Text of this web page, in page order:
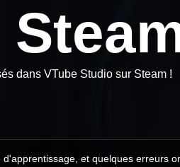
dans VTube Studio sur Steam !
et quelques erreurs